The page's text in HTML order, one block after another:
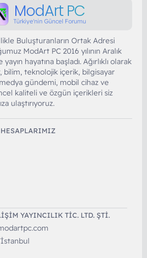
ModArt PC
Türkiye'nin Güncel Forumu
Buluşturanların Ortak Adresi
ModArt PC 2016 yılının Aralık
hayatına başladı. Ağırlıklı olarak
bilim, teknolojik içerik, bilgisayar
medya gündemi, mobil cihaz ve
kaliteli ve özgün içerikleri siz
ulaştırıyoruz.
HESAPLARIMIZ
YAYINCILIK TİC. LTD. ŞTİ.